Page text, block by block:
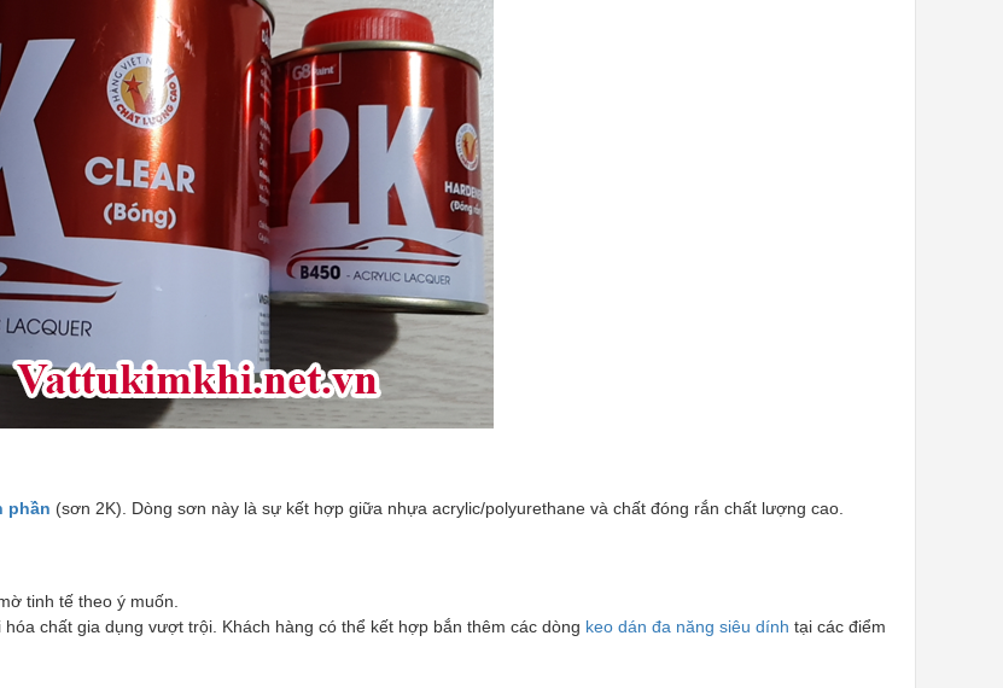
phần (sơn 2K). Dòng sơn này là sự kết hợp giữa nhựa acrylic/polyurethane và chất đóng rắn chất lượng cao.
tinh tế theo ý muốn.
chất gia dụng vượt trội. Khách hàng có thể kết hợp bắn thêm các dòng keo dán đa năng siêu dính tại các điểm